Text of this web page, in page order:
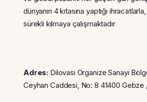
dünyanın 4 kıtasına yaptığı
sürekli kılmaya çalışmaktadır
Adres: Dilovası Organize Sanayi
Ceyhan Caddesi, No: 8 41400 Gebze